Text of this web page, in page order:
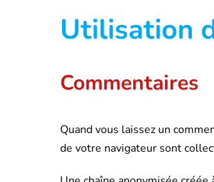
Utilisation
Commentaires
Quand vous laissez un
de votre navigateur sont